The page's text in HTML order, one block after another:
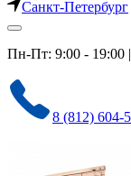
Санкт-Петербург
Пн-Пт: 9:00 - 19:00
8 (812) 604-